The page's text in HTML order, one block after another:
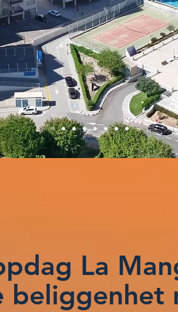
La
beliggenhet